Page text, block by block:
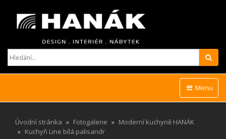
Menu
Úvodní stránka Fotogalerie
Moderní kuchyně HANÁK
Kuchyň Line bílá palisandr